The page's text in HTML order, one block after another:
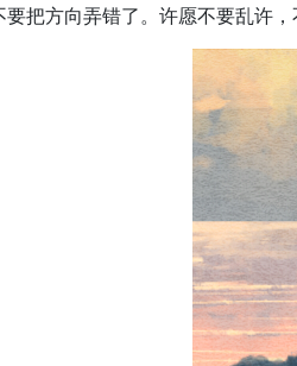
把方向弄错了。许愿不要乱许